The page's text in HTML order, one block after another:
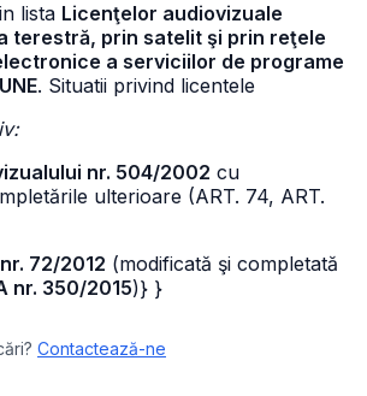
lista Licenţelor audiovizuale
terestră, prin satelit şi prin reţele
a serviciilor de programe
. Situatii privind licentele
nr. 504/2002 cu
ulterioare (ART. 74, ART.
72/2012 (modificată şi completată
nr. 350/2015)} }
Contactează-ne